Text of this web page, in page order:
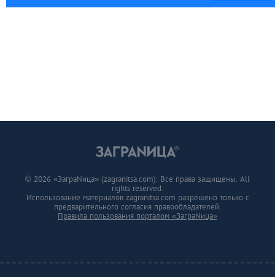
© 2026 «ЗаграNица» (zagranitsa.com). Все права защищены. All
rights reserved.
Использование материалов zagranitsa.com разрешено только с
предварительного согласия правообладателей.
Правила пользования порталом «ЗаграNица»